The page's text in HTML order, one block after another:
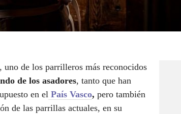
uno de los parrilleros más reconocidos
de los asadores, tanto que han
en el País Vasco, pero también
de las parrillas actuales, en su